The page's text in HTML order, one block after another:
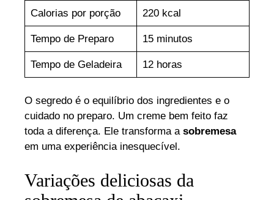
Calorias por porção 220 kcal
Tempo de Preparo 15 minutos
Tempo de Geladeira 12 horas
O segredo é o equilíbrio dos ingredientes e o
cuidado no preparo. Um creme bem feito faz
toda a diferença. Ele transforma a sobremesa
em uma experiência inesquecível.
Variações deliciosas da